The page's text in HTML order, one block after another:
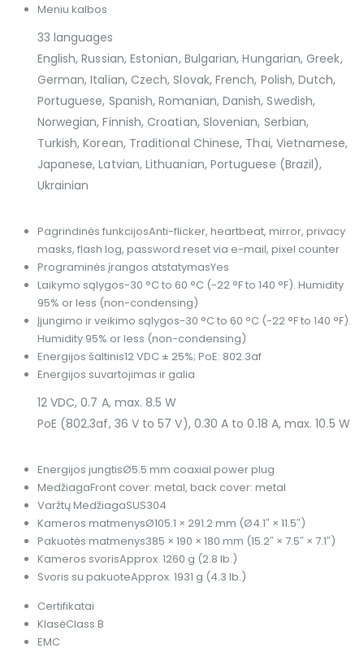
Meniu kalbos
33 languages
English, Russian, Estonian, Bulgarian, Hungarian, Greek,
German, Italian, Czech, Slovak, French, Polish, Dutch,
Portuguese, Spanish, Romanian, Danish, Swedish,
Norwegian, Finnish, Croatian, Slovenian, Serbian,
Turkish, Korean, Traditional Chinese, Thai, Vietnamese,
Japanese, Latvian, Lithuanian, Portuguese (Brazil),
Ukrainian
Pagrindinės funkcijosAnti-flicker, heartbeat, mirror, privacy
masks, flash log, password reset via e-mail, pixel counter
Programinės įrangos atstatymasYes
Laikymo sąlygos-30 °C to 60 °C (-22 °F to 140 °F). Humidity
95% or less (non-condensing)
Įjungimo ir veikimo sąlygos-30 °C to 60 °C (-22 °F to 140 °F).
Humidity 95% or less (non-condensing)
Energijos šaltinis12 VDC ± 25%; PoE: 802.3af
Energijos suvartojimas ir galia
12 VDC, 0.7 A, max. 8.5 W
PoE (802.3af, 36 V to 57 V), 0.30 A to 0.18 A, max. 10.5 W
Energijos jungtisØ5.5 mm coaxial power plug
MedžiagaFront cover: metal, back cover: metal
Varžtų MedžiagaSUS304
Kameros matmenysØ105.1 × 291.2 mm (Ø4.1″ × 11.5″)
Pakuotės matmenys385 × 190 × 180 mm (15.2″ × 7.5″ × 7.1″)
Kameros svorisApprox. 1260 g (2.8 lb.)
Svoris su pakuoteApprox. 1931 g (4.3 lb.)
Certifikatai
KlasėClass B
EMC